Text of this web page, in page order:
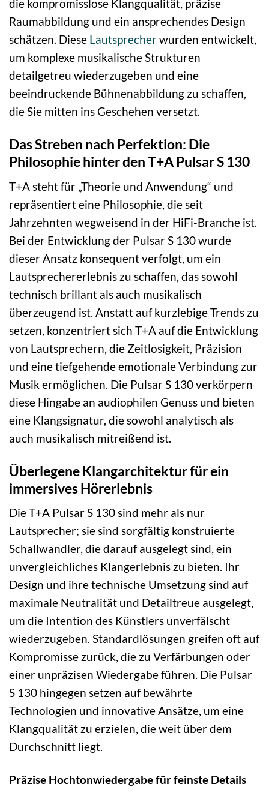
die kompromisslose Klangqualität, präzise
Raumabbildung und ein ansprechendes Design
schätzen. Diese Lautsprecherwurden entwickelt,
um komplexe musikalische Strukturen
detailgetreu wiederzugeben und eine
beeindruckende Bühnenabbildung zu schaffen,
die Sie mitten ins Geschehen versetzt.
Das Streben nach Perfektion: Die
Philosophie hinter den T+A Pulsar S 130
T+A steht für „Theorie und Anwendung“ und
repräsentiert eine Philosophie, die seit
Jahrzehnten wegweisend in der HiFi-Branche ist.
Bei der Entwicklung der Pulsar S 130 wurde
dieser Ansatz konsequent verfolgt, um ein
Lautsprechererlebnis zu schaffen, das sowohl
technisch brillant als auch musikalisch
überzeugend ist. Anstatt auf kurzlebige Trends zu
setzen, konzentriert sich T+A auf die Entwicklung
von Lautsprechern, die Zeitlosigkeit, Präzision
und eine tiefgehende emotionale Verbindung zur
Musik ermöglichen. Die Pulsar S 130 verkörpern
diese Hingabe an audiophilen Genuss und bieten
eine Klangsignatur, die sowohl analytisch als
auch musikalisch mitreißend ist.
Überlegene Klangarchitektur für ein
immersives Hörerlebnis
Die T+A Pulsar S 130 sind mehr als nur
Lautsprecher; sie sind sorgfältig konstruierte
Schallwandler, die darauf ausgelegt sind, ein
unvergleichliches Klangerlebnis zu bieten. Ihr
Design und ihre technische Umsetzung sind auf
maximale Neutralität und Detailtreue ausgelegt,
um die Intention des Künstlers unverfälscht
wiederzugeben. Standardlösungen greifen oft auf
Kompromisse zurück, die zu Verfärbungen oder
einer unpräzisen Wiedergabe führen. Die Pulsar
S 130 hingegen setzen auf bewährte
Technologien und innovative Ansätze, um eine
Klangqualität zu erzielen, die weit über dem
Durchschnitt liegt.
Präzise Hochtonwiedergabe für feinste Details